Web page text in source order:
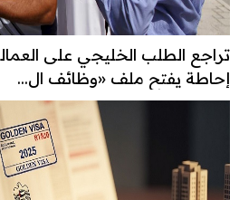
تراجع الطلب الخليجي على
إحاطة يفتح ملف «وظائف ال...